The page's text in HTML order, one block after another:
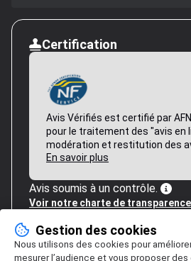
Certification
Avis Vérifiés est certifié par
pour le traitement des "avis en
modération et restitution des
En savoir plus
Avis soumis à un contrôle.
Voir notre charte de transparence
Gestion des cookies
Nous utilisons des cookies pour
mesurer l’audience et vous proposer